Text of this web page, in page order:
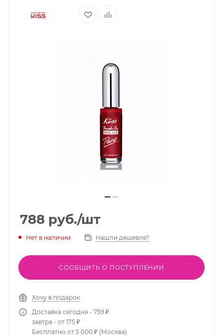
788 руб./шт
Нет в наличии Нашли дешевле?
СООБЩИТЬ О ПОСТУПЛЕНИИ
Хочу в подарок
Доставка сегодня - 759 ₽
завтра - от 175 ₽
Бесплатно от 5 000 ₽ (Москва)